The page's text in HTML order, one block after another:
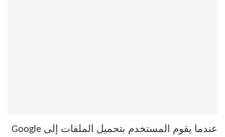
عندما يقوم المستخدم بتحميل الملفات إلى Google